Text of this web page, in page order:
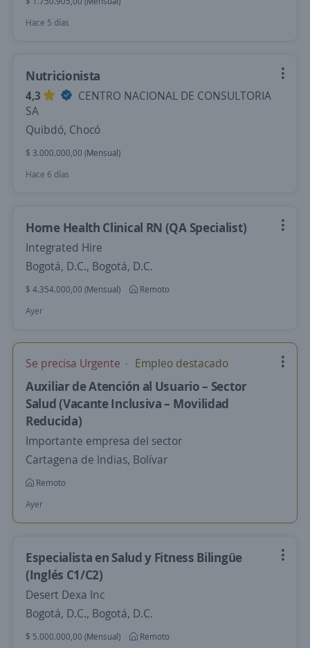
Hace 5 días
Nutricionista
4,3
CENTRO NACIONAL DE CONSULTORIA
SA
Quibdó, Chocó
$ 3.000.000,00 (Mensual)
Hace 6 días
Home Health Clinical RN (QA Specialist)
Integrated Hire
Bogotá, D.C., Bogotá, D.C.
$ 4.354.000,00 (Mensual)
Remoto
Ayer
Se precisa Urgente Empleo destacado
Auxiliar de Atención al Usuario – Sector
Salud (Vacante Inclusiva – Movilidad
Reducida)
Importante empresa del sector
Cartagena de Indias, Bolívar
Remoto
Ayer
Especialista en Salud y Fitness Bilingüe
(Inglés C1/C2)
Desert Dexa Inc
Bogotá, D.C., Bogotá, D.C.
$ 5.000.000,00 (Mensual)
Remoto